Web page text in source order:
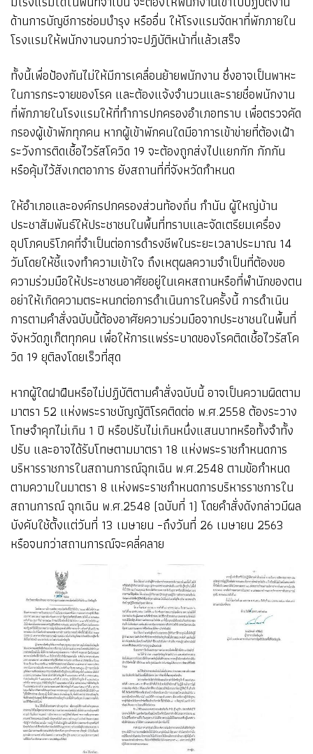
ด้านการบัญชีการซ่อมบำรุง หรืออื่น ให้โรงแรมจัดหาที่พักภายใน
โรงแรมให้พนักงานจนกว่าจะปฏิบัติหน้าที่แล้วเสร็จ
ทั้งนี้เพื่อป้องกันไม่ให้มีการเคลื่อนย้ายพนักงาน ซึ่งอาจเป็นพาหะ
ในการกระจายของโรค และต้องแจ้งจำนวนและรายชื่อพนักงาน
ที่พักภายในโรงแรมให้ที่ทำการปกครองอำเภอทราบ เพื่อตรวจคัด
กรองผู้เข้าพักทุกคน หากผู้เข้าพักคนใดมีอาการเข้าข่ายที่ต้องเฝ้า
ระวังการติดเชื้อไวรัสโควิด 19 จะต้องถูกส่งไปแยกกัก กักกัน
หรือคุ้มไว้สังเกตอาการ ยังสถานที่ที่จังหวัดกำหนด
ให้อำเภอและองค์กรปกครองส่วนท้องถิ่น กำนัน ผู้ใหญ่บ้าน
ประชาสัมพันธ์ให้ประชาชนในพื้นที่ทราบและจัดเตรียมเครื่อง
อุปโภคบริโภคที่จำเป็นต่อการดำรงชีพในระยะเวลาประมาณ 14
วันโดยให้ชี้แจงทำความเข้าใจ ถึงเหตุผลความจำเป็นที่ต้องขอ
ความร่วมมือให้ประชาชนอาศัยอยู่ในเคหสถานหรือที่พำนักของตน
อย่าให้เกิดความตระหนกต่อการดำเนินการในครั้งนี้ การดำเนิน
การตามคำสั่งฉบับนี้ต้องอาศัยความร่วมมือจากประชาชนในพื้นที่
จังหวัดภูเก็ตทุกคน เพื่อให้การแพร่ระบาดของโรคติดเชื้อไวรัสโค
วิด 19 ยุติลงโดยเร็วที่สุด
หากผู้ใดฝาฝืนหรือไม่ปฏิบัติตามคำสั่งฉบับนี้ อาจเป็นความผิดตาม
มาตรา 52 แห่งพระราชบัญญัติโรคติดต่อ พ.ศ.2558 ต้องระวาง
โทษจำคุกไม่เกิน 1 ปี หรือปรับไม่เกินหนึ่งแสนบาทหรือทั้งจำทั้ง
ปรับ และอาจได้รับโทษตามมาตรา 18 แห่งพระราชกำหนดการ
บริหารราชการในสถานการณ์ฉุกเฉิน พ.ศ.2548 ตามข้อกำหนด
ตามความในมาตรา 8 แห่งพระราชกำหนดการบริหารราชการใน
สถานการณ์ ฉุกเฉิน พ.ศ.2548 (ฉบับที่ 1) โดยคำสั่งดังกล่าวมีผล
บังคับใช้ตั้งแต่วันที่ 13 เมษายน –ถึงวันที่ 26 เมษายน 2563
หรือจนกว่าสถานการณ์จะคลี่คลาย